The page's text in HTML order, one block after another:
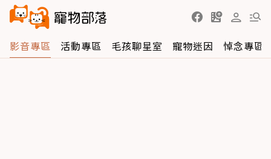
影音專區 活動專區 毛孩聊星室 寵物迷因 悼念專區